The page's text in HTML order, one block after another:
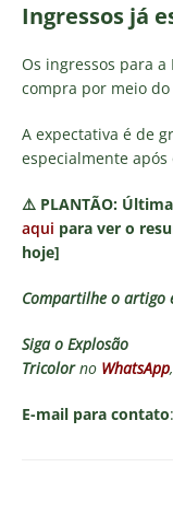
Ingressos já
Os ingressos para
compra por meio
A expectativa é de
especialmente
⚠️ PLANTÃO:
aqui para ver o
hoje]
Compartilhe o artigo
Siga o Explosão
Tricolorno WhatsApp,
E-mail para contato: